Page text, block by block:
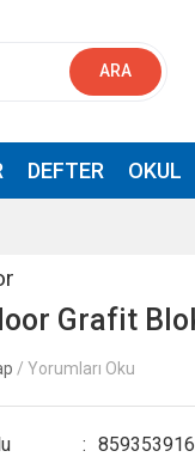
ARA
DEFTER OKUL
Grafit
/ Yorumları Oku